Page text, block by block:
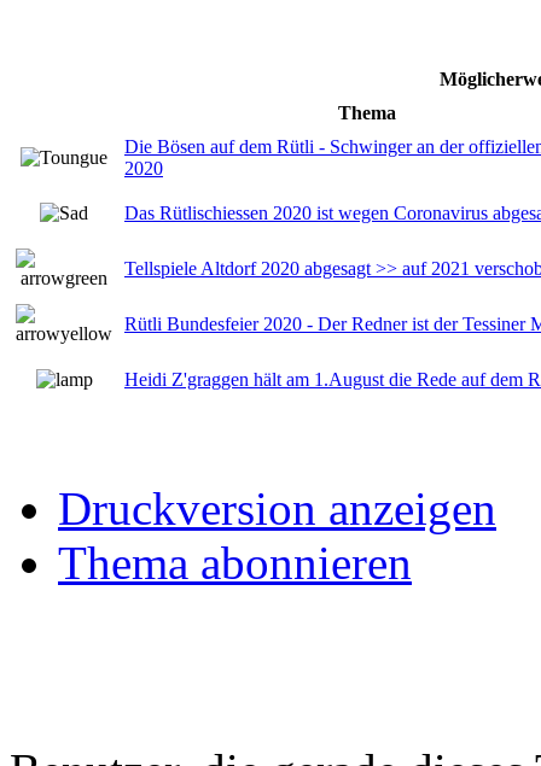
Thema
Die Bösen auf dem Rütli - Schwinger an der
2020
Das Rütlischiessen 2020 ist wegen Coronavirus
Tellspiele Altdorf 2020 abgesagt >> auf 2021
Rütli Bundesfeier 2020 - Der Redner ist der Tessiner
Heidi Z'graggen hält am 1.August die Rede auf dem
Druckversion anzeigen
Thema abonnieren